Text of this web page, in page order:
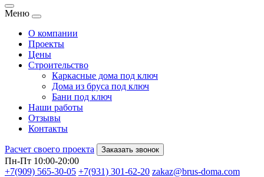
Меню
О компании
Проекты
Цены
Строительство
Каркасные дома под ключ
Дома из бруса под ключ
Бани под ключ
Наши работы
Отзывы
Контакты
Расчет своего проекта Заказать звонок
Пн-Пт 10:00-20:00
+7(909) 565-30-05 +7(931) 301-62-20 zakaz@brus-doma.com